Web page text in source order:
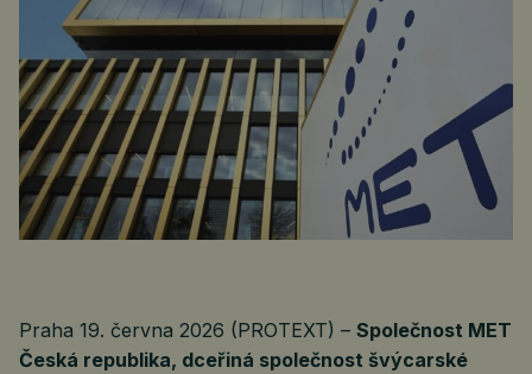
Praha 19. června 2026 (PROTEXT) – Společnost MET
Česká republika, dceřiná společnost švýcarské